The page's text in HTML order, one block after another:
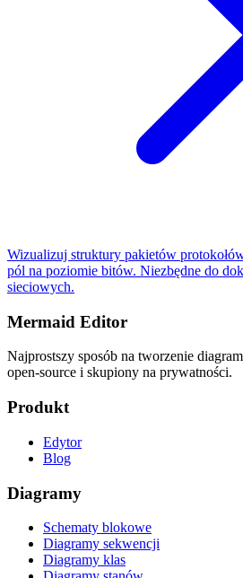
Wizualizuj struktury pakietów
pól na poziomie bitów. Niezbędne do
sieciowych.
Mermaid Editor
Najprostszy sposób na tworzenie
open-source i skupiony na prywatności.
Produkt
Edytor
Blog
Diagramy
Schematy blokowe
Diagramy sekwencji
Diagramy klas